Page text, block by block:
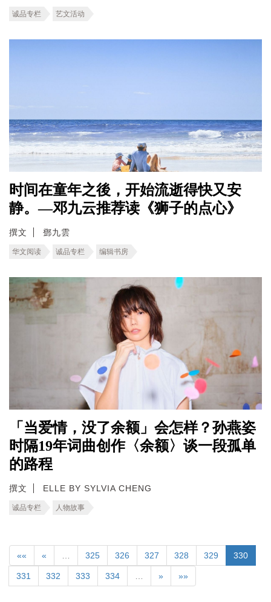
诚品专栏 艺文活动
时间在童年之後，开始流逝得快又安
静。—邓九云推荐读《狮子的点心》
撰文 鄧九雲
华文阅读 诚品专栏 编辑书房
「当爱情，没了余额」会怎样？孙燕姿
时隔19年词曲创作〈余额〉谈一段孤单
的路程
撰文 ELLE BY SYLVIA CHENG
诚品专栏 人物故事
«« « 325 326 327 328 329 330
331 332 333 334 » »»